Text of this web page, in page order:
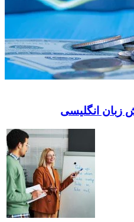
زبان انگلیسی